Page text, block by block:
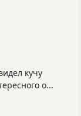
кучу
о...